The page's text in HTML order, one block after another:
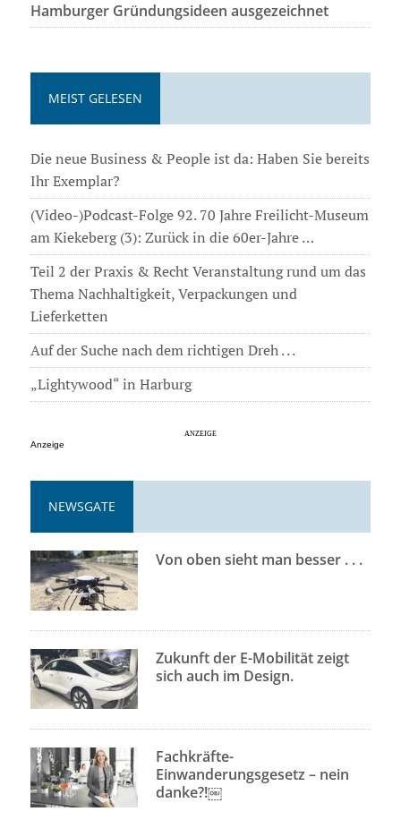
Hamburger Gründungsideen ausgezeichnet
MEIST GELESEN
Die neue Business & People ist da: Haben Sie bereits
Ihr Exemplar?
(Video-)Podcast-Folge 92. 70 Jahre Freilicht-Museum
am Kiekeberg (3): Zurück in die 60er-Jahre …
Teil 2 der Praxis & Recht Veranstaltung rund um das
Thema Nachhaltigkeit, Verpackungen und
Lieferketten
Auf der Suche nach dem richtigen Dreh . . .
„Lightywood“ in Harburg
Anzeige
NEWSGATE
Von oben sieht man besser . . .
Zukunft der E-Mobilität zeigt
sich auch im Design.
Fachkräfte-
Einwanderungsgesetz – nein
danke?!￼